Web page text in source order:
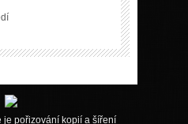
je pořizování kopií a šíření